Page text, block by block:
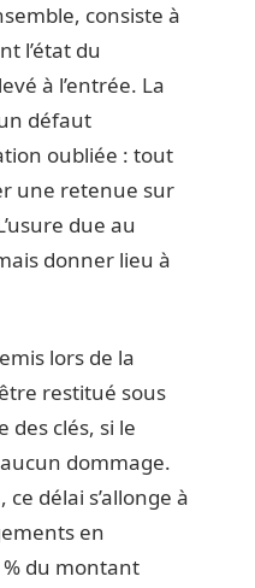
consiste à
l’état du
à l’entrée. La
défaut
oubliée : tout
une retenue sur
due au
donner lieu à
lors de la
restitué sous
des clés, si le
dommage.
délai s’allonge à
en
% du montant